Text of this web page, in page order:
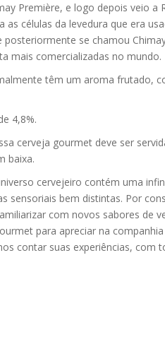
Première, e logo depois veio a
as células da levedura que era
posteriormente se chamou
mais comercializadas no mundo.
têm um aroma frutado,
4,8%.
cerveja gourmet deve ser
baixa.
cervejeiro contém uma
sensoriais bem distintas. Por
com novos sabores de
para apreciar na
contar suas experiências, com